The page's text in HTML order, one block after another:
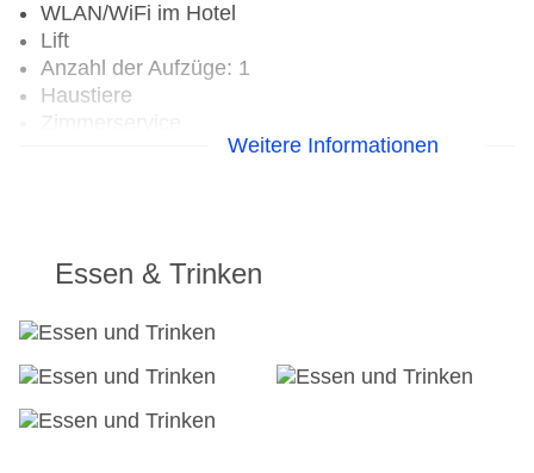
WLAN/WiFi im Hotel
Lift
Anzahl der Aufzüge: 1
Haustiere
Gesamtanzahl der Zimmer: 66Weitere Informationen
Essen & Trinken